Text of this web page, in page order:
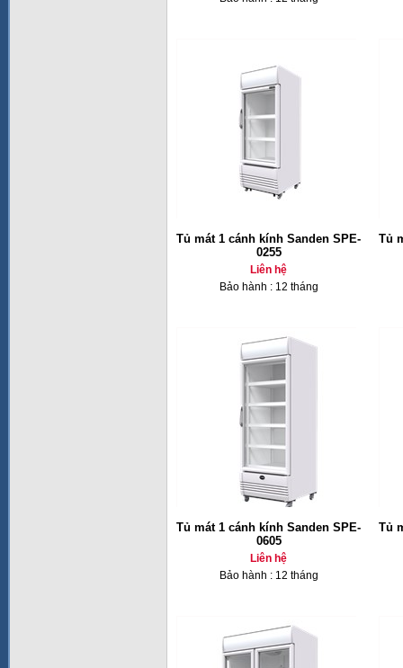
Tủ mát 1 cánh kính Sanden SPE-
0255
Liên hệ
Bảo hành : 12 tháng
Tủ
Tủ mát 1 cánh kính Sanden SPE-
0605
Liên hệ
Bảo hành : 12 tháng
Tủ